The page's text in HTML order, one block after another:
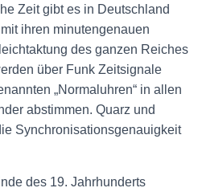
Zeit gibt es in Deutschland
ihren minutengenauen
des ganzen Reiches
über Funk Zeitsignale
„Normaluhren“ in allen
abstimmen. Quarz und
Synchronisationsgenauigkeit
des 19. Jahrhunderts